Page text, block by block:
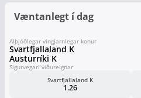
Væntanlegt í dag
Alþjóðlegar vingjarnlegar konur
Svartfjallaland K
Austurríki K
Sigurvegari viðureignar
Svartfjallaland K
1.26